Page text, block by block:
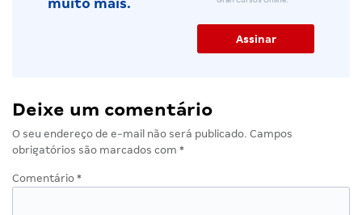
muito mais.
Deixe um comentário
O seu endereço de e-mail não será publicado. Campos
obrigatórios são marcados com *
Comentário *